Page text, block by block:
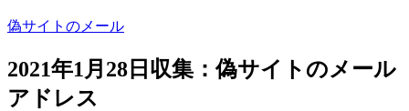
偽サイトのメール
2021年1月28日収集：偽サイトのメール
アドレス